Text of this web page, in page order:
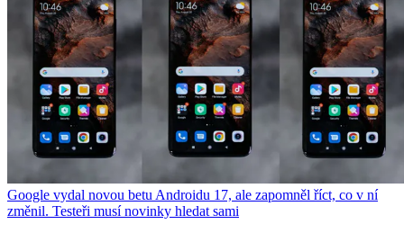
Google vydal novou betu Androidu 17, ale zapomněl říct, co v ní
změnil. Testeři musí novinky hledat sami